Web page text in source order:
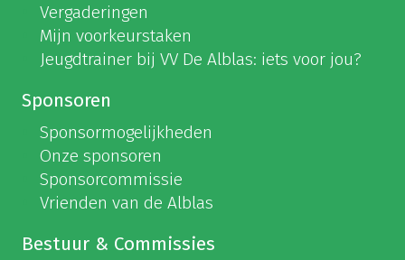
Vergaderingen
Mijn voorkeurstaken
Jeugdtrainer bij VV De Alblas: iets voor jou?
Sponsoren
Sponsormogelijkheden
Onze sponsoren
Sponsorcommissie
Vrienden van de Alblas
Bestuur & Commissies